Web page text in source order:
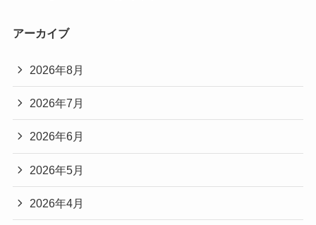
アーカイブ
2026年8月
2026年7月
2026年6月
2026年5月
2026年4月